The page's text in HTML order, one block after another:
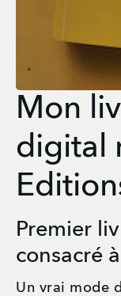
Mon
digital
Premier
consacré
Un vrai mode